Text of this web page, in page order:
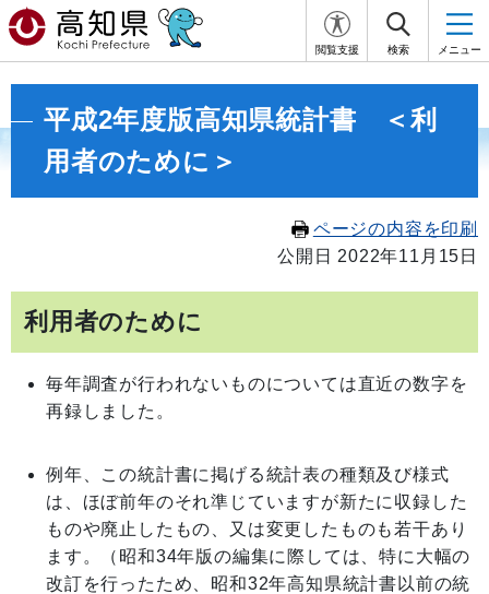
閲覧支援 検索 メニュー
平成2年度版高知県統計書 ＜利
用者のために＞
ページの内容を印刷
公開日 2022年11月15日
利用者のために
毎年調査が行われないものについては直近の数字を
再録しました。
例年、この統計書に掲げる統計表の種類及び様式
は、ほぼ前年のそれ準じていますが新たに収録した
ものや廃止したもの、又は変更したものも若干あり
ます。（昭和34年版の編集に際しては、特に大幅の
改訂を行ったため、昭和32年高知県統計書以前の統